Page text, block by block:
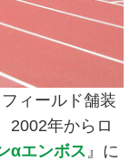
ィールド舗装
2002年からロ
αエンボス 』に